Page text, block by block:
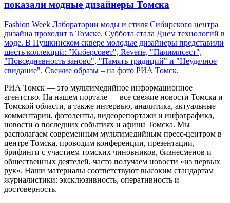
показали модные дизайнеры Томска
Fashion Week Лаборатории моды и стиля Сибирского центра
дизайна проходит в Томске. Суббота стала Днем технологий в
моде. В Пушкинском сквере молодые дизайнеры представили
шесть коллекций: "Киберсовет", Reverie, "Палимпсест",
"Повседневность заново", "Память традиций" и "Неудачное
свидание". Свежие образы – на фото РИА Томск.
РИА Томск — это мультимедийное информационное
агентство. На нашем портале — все свежие новости Томска и
Томской области, а также интервью, аналитика, актуальные
комментарии, фотоленты, видеорепортажи и инфографика,
новости о последних событиях и афиша Томска. Мы
располагаем современным мультимедийным пресс-центром в
центре Томска, проводим конференции, презентации,
брифинги с участием томских чиновников, бизнесменов и
общественных деятелей, часто получаем новости «из первых
рук». Наши материалы соответствуют высоким стандартам
журналистики: эксклюзивность, оперативность и
достоверность.